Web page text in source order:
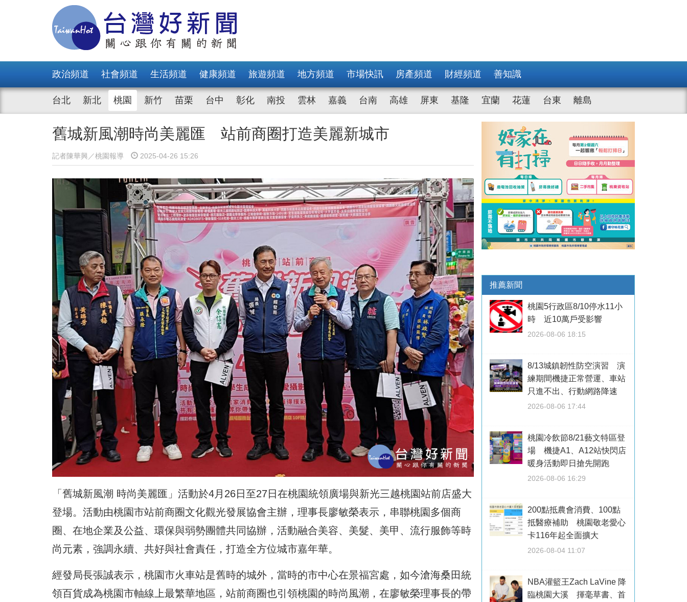
政治頻道 社會頻道 生活頻道 健康頻道 旅遊頻道 地方頻道 市場快訊 房產頻道 財經頻道 善知識
台北 新北 桃園 新竹 苗栗 台中 彰化 南投 雲林 嘉義 台南 高雄 屏東 基隆 宜蘭 花蓮 台東 離島
舊城新風潮時尚美麗匯 站前商圈打造美麗新城市
記者陳華興／桃園報導 2025-04-26 15:26
「舊城新風潮 時尚美麗匯」活動於4月26日至27日在桃園統領廣場與新光三越桃園站前店盛大
登場。活動由桃園市站前商圈文化觀光發展協會主辦，理事長廖敏榮表示，串聯桃園多個商
圈、在地企業及公益、環保與弱勢團體共同協辦，活動融合美容、美髮、美甲、流行服飾等時
尚元素，強調永續、共好與社會責任，打造全方位城市嘉年華。
經發局長張誠表示，桃園市火車站是舊時的城外，當時的市中心在景福宮處，如今滄海桑田統
領百貨成為桃園市軸線上最繁華地區，站前商圈也引領桃園的時尚風潮，在廖敏榮理事長的帶
推薦新聞
桃園5行政區8/10停水11小
時 近10萬戶受影響
2026-08-06 18:15
8/13城鎮韌性防空演習 演
練期間機捷正常營運、車站
只進不出、行動網路降速
2026-08-06 17:44
桃園冷飲節8/21藝文特區登
場 機捷A1、A12站快閃店
暖身活動即日搶先開跑
2026-08-06 16:29
200點抵農會消費、100點
抵醫療補助 桃園敬老愛心
卡116年起全面擴大
2026-08-04 11:07
NBA灌籃王Zach LaVine 降
臨桃園大溪 揮毫草書、首